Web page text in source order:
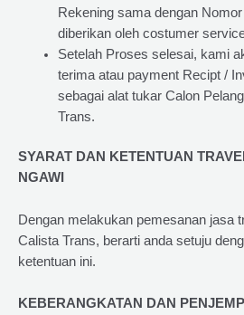
Rekening sama dengan
diberikan oleh costumer
Setelah Proses selesai, kami
terima atau payment Recipt /
sebagai alat tukar Calon
Trans.
SYARAT DAN KETENTUAN
NGAWI
Dengan melakukan pemesanan jasa
Calista Trans, berarti anda setuju
ketentuan ini.
KEBERANGKATAN DAN